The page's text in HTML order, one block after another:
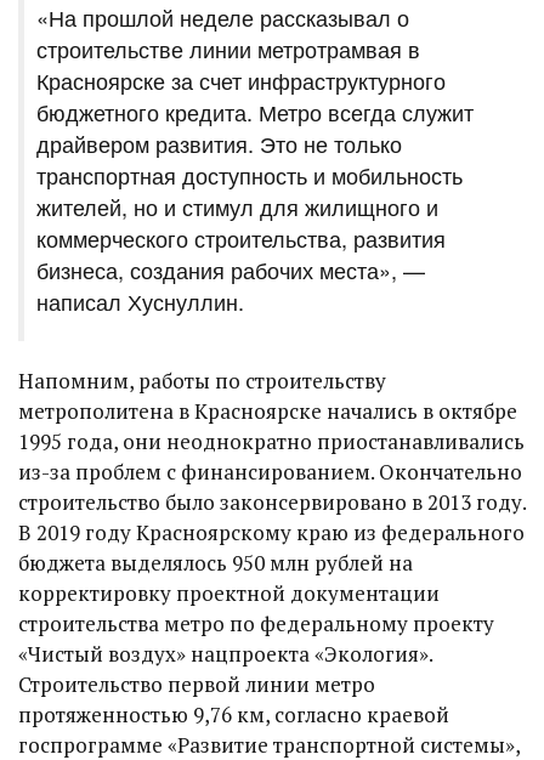
«На прошлой неделе рассказывал о
строительстве линии метротрамвая в
Красноярске за счет инфраструктурного
бюджетного кредита. Метро всегда служит
драйвером развития. Это не только
транспортная доступность и мобильность
жителей, но и стимул для жилищного и
коммерческого строительства, развития
бизнеса, создания рабочих места», —
написал Хуснуллин.
Напомним, работы по строительству
метрополитена в Красноярске начались в октябре
1995 года, они неоднократно приостанавливались
из-за проблем с финансированием. Окончательно
строительство было законсервировано в 2013 году.
В 2019 году Красноярскому краю из федерального
бюджета выделялось 950 млн рублей на
корректировку проектной документации
строительства метро по федеральному проекту
«Чистый воздух» нацпроекта «Экология».
Строительство первой линии метро
протяженностью 9,76 км, согласно краевой
госпрограмме «Развитие транспортной системы»,